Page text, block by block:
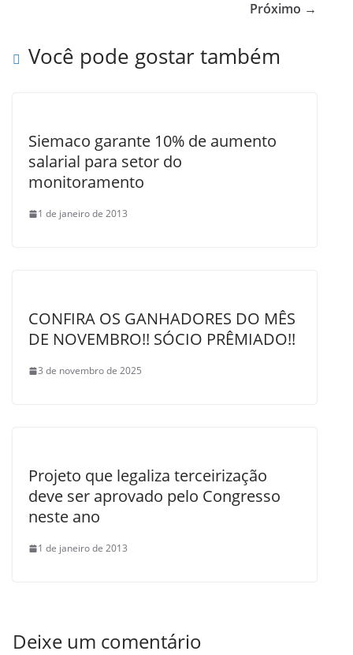
o
Próximo →
Você pode gostar também
Siemaco garante 10% de aumento
salarial para setor do
monitoramento
1 de janeiro de 2013
CONFIRA OS GANHADORES DO MÊS
DE NOVEMBRO!! SÓCIO PRÊMIADO!!
3 de novembro de 2025
Projeto que legaliza terceirização
deve ser aprovado pelo Congresso
neste ano
1 de janeiro de 2013
Deixe um comentário